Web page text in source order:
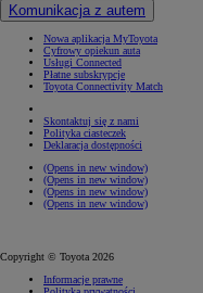
Komunikacja z autem
Nowa aplikacja MyToyota
Cyfrowy opiekun auta
Usługi Connected
Płatne subskrypcje
Toyota Connectivity Match
Skontaktuj się z nami
Polityka ciasteczek
Deklaracja dostępności
(Opens in new window)
(Opens in new window)
(Opens in new window)
(Opens in new window)
Copyright © Toyota 2026
Informacje prawne